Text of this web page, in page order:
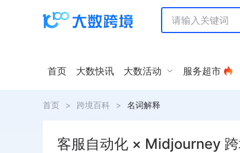
首页 大数快讯 大数活动 服务超市
首页 > 跨境百科 > 名词解释
客服自动化 × Midjourney